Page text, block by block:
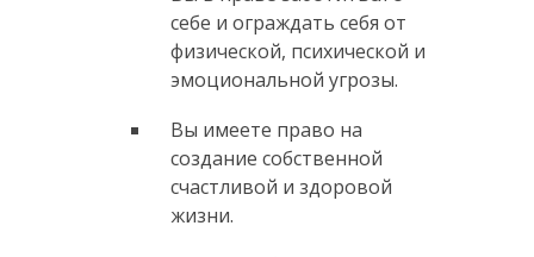
себе и ограждать себя от
физической, психической и
эмоциональной угрозы.
Вы имеете право на
создание собственной
счастливой и здоровой
жизни.